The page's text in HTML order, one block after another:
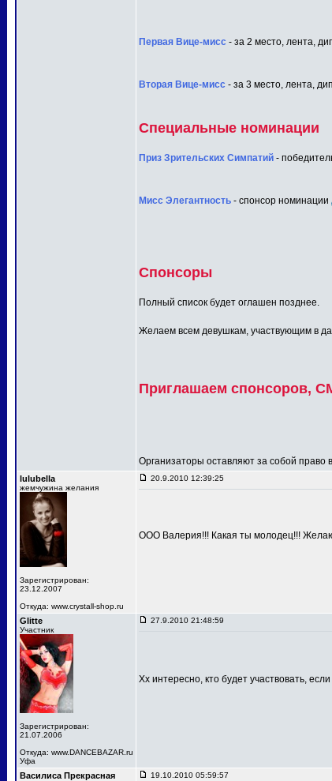
Первая Вице-мисс - за 2 место, лента,
Вторая Вице-мисс - за 3 место, лента,
Специальные номинации
Приз Зрительских Симпатий -
Мисс Элегантность - спонсор номинации
Спонсоры
Полный список будет оглашен позднее.
Желаем всем девушкам, участвующим в
Приглашаем спонсоров,
Организаторы оставляют за собой право
lulubella
жемчужина желания
Зарегистрирован:
23.12.2007
Откуда: www.crystall-shop.ru
20.9.2010 12:39:25
ООО Валерия!!! Какая ты молодец!!! Желаю
Glitte
Участник
Зарегистрирован:
21.07.2006
Откуда: www.DANCEBAZAR.ru
Уфа
27.9.2010 21:48:59
Хх интересно, кто будет участвовать,
Василиса Прекрасная 19.10.2010 05:59:57